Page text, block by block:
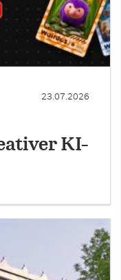
23.07.2026
KI-